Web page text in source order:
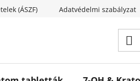
(ÁSZF) Adatvédelmi szabályzat